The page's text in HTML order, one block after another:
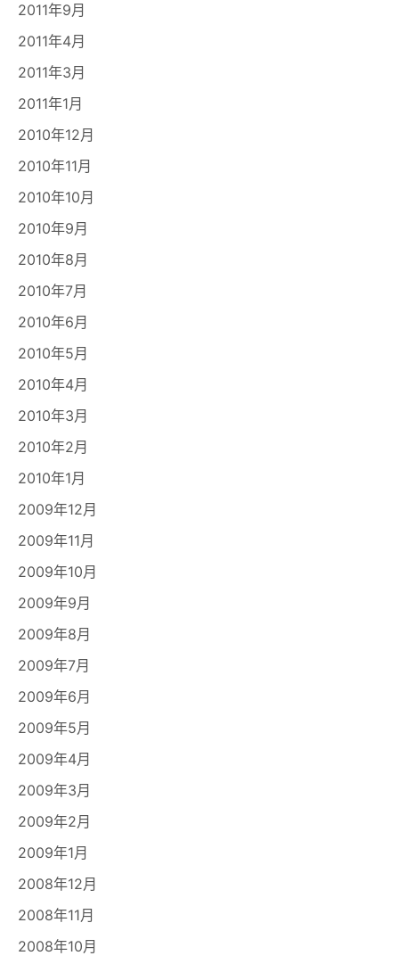
2011年9月
2011年4月
2011年3月
2011年1月
2010年12月
2010年11月
2010年10月
2010年9月
2010年8月
2010年7月
2010年6月
2010年5月
2010年4月
2010年3月
2010年2月
2010年1月
2009年12月
2009年11月
2009年10月
2009年9月
2009年8月
2009年7月
2009年6月
2009年5月
2009年4月
2009年3月
2009年2月
2009年1月
2008年12月
2008年11月
2008年10月